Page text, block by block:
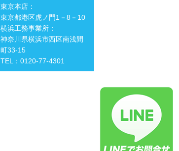
東京本店：
東京都港区虎ノ門1－8－10
横浜工務事業所：
神奈川県横浜市西区南浅間
町33-15
TEL：0120-77-4301